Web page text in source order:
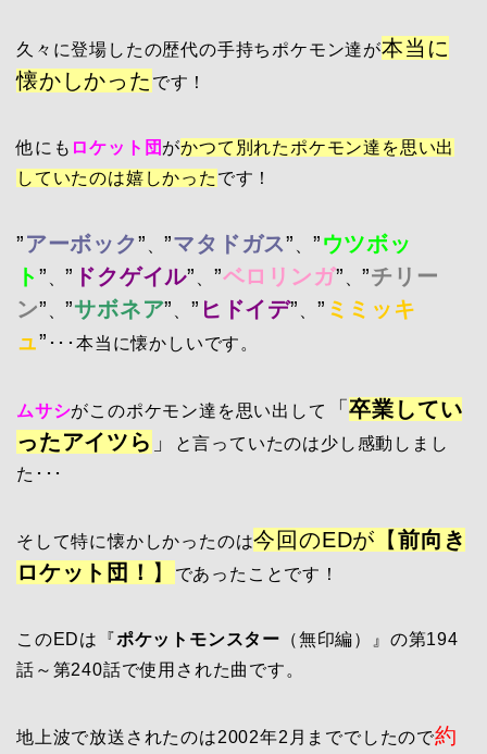
久々に登場したの歴代の手持ちポケモン達が本当に
懐かしかった です！
他にも ロケット団 がかつて別れたポケモン達を思い出
していたのは嬉しかった です！
”アーボック” ”マタドガス” ”ウツボッ
ト ” ” ドクゲイル” ”ベロリンガ” ”チリー
ン” ”サボネア” ” ヒドイデ” ” ミミッキ
ュ” ･･･本当に懐かしいです。
ムサシがこのポケモン達を思い出して 「卒業してい
ったアイツら 」
と言っていたのは少し感動しまし
た･･･
そして特に懐かしかったのは今回のEDが【前向き
ロケット団！ 】 であったことです！
このEDは『ポケットモンスター （無印編）』の第194
話～第240話で使用された曲です。
地上波で放送されたのは2002年2月まででしたので約